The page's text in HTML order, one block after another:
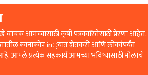
आमच्यासाठी कृषी पत्रकारितेसाठी प्रेरणा आहेत.
कानाकोप in्यात शेतकरी आणि लोकांपर्यंत
आपले प्रत्येक सहकार्य आमच्या भविष्यासाठी मोलाचे